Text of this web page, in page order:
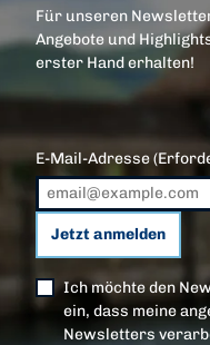
Für unseren
Angebote und
erster Hand erhalten!
E-Mail-Adresse
Jetzt anmelden
Ich möchte den
ein, dass meine
Newsletters